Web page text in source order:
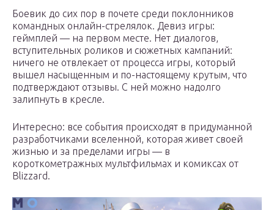
Боевик до сих пор в почете среди поклонников
командных онлайн-стрелялок. Девиз игры:
геймплей — на первом месте. Нет диалогов,
вступительных роликов и сюжетных кампаний:
ничего не отвлекает от процесса игры, который
вышел насыщенным и по-настоящему крутым, что
подтверждают отзывы. С ней можно надолго
залипнуть в кресле.
Интересно: все события происходят в придуманной
разработчиками вселенной, которая живет своей
жизнью и за пределами игры — в
короткометражных мультфильмах и комиксах от
Blizzard.